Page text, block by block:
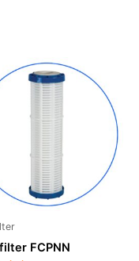
FCPNN